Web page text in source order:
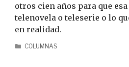
otros cien años para que
telenovela o teleserie o lo
en realidad.
COLUMNAS